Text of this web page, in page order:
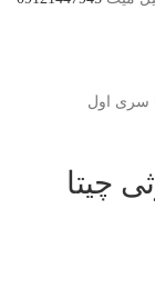
سری اول
چیتا